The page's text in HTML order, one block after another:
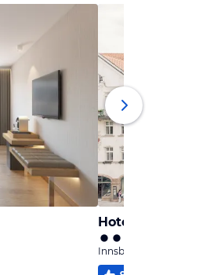
Hotel Zach
Innsbruck, Tirol